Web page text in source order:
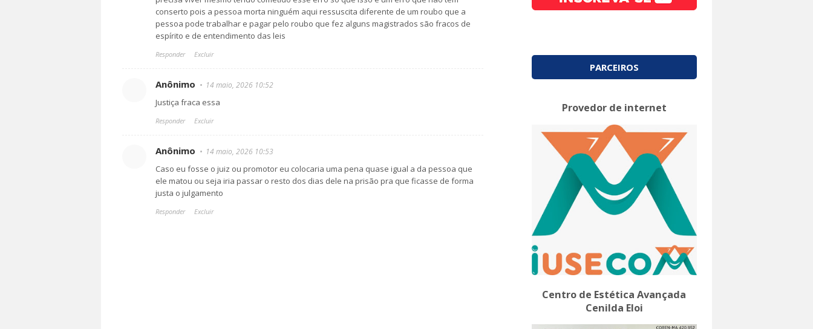
conserto pois a pessoa morta ninguém aqui ressuscita diferente de um roubo que a
pessoa pode trabalhar e pagar pelo roubo que fez alguns magistrados são fracos de
espírito e de entendimento das leis
Responder Excluir
Anônimo 14 maio, 2026 10:52
Justiça fraca essa
Responder Excluir
Anônimo 14 maio, 2026 10:53
Caso eu fosse o juiz ou promotor eu colocaria uma pena quase igual a da pessoa que
ele matou ou seja iria passar o resto dos dias dele na prisão pra que ficasse de forma
justa o julgamento
Responder Excluir
PARCEIROS
Provedor de internet
Centro de Estética Avançada
Cenilda Eloi